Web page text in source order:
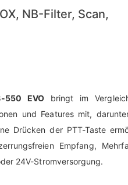
NB-Filter, Scan,
550 EVObringt im
und Features mit,
Drücken der PTT-Taste
Empfang,
24V-Stromversorgung.